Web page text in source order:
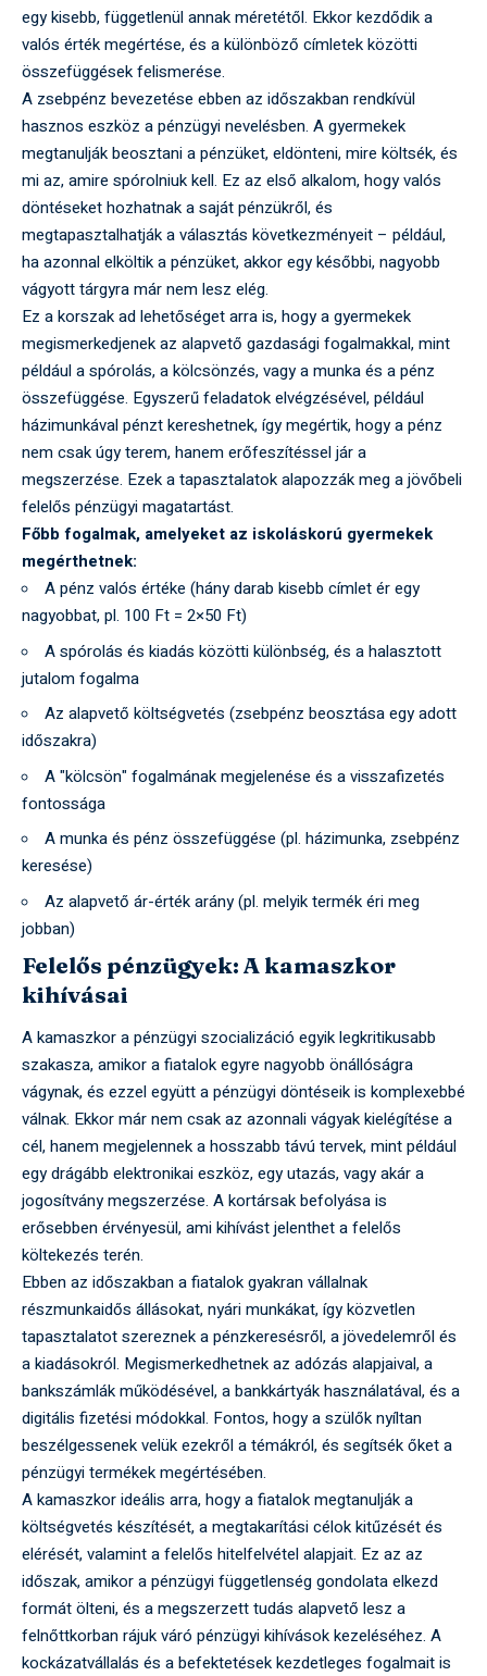
egy kisebb, függetlenül annak méretétől. Ekkor kezdődik a
valós érték megértése, és a különböző címletek közötti
összefüggések felismerése.
A zsebpénz bevezetése ebben az időszakban rendkívül
hasznos eszköz a pénzügyi nevelésben. A gyermekek
megtanulják beosztani a pénzüket, eldönteni, mire költsék, és
mi az, amire spórolniuk kell. Ez az első alkalom, hogy valós
döntéseket hozhatnak a saját pénzükről, és
megtapasztalhatják a választás következményeit – például,
ha azonnal elköltik a pénzüket, akkor egy későbbi, nagyobb
vágyott tárgyra már nem lesz elég.
Ez a korszak ad lehetőséget arra is, hogy a gyermekek
megismerkedjenek az alapvető gazdasági fogalmakkal, mint
például a spórolás, a kölcsönzés, vagy a munka és a pénz
összefüggése. Egyszerű feladatok elvégzésével, például
házimunkával pénzt kereshetnek, így megértik, hogy a pénz
nem csak úgy terem, hanem erőfeszítéssel jár a
megszerzése. Ezek a tapasztalatok alapozzák meg a jövőbeli
felelős pénzügyi magatartást.
Főbb fogalmak, amelyeket az iskoláskorú gyermekek
megérthetnek:
A pénz valós értéke (hány darab kisebb címlet ér egy
nagyobbat, pl. 100 Ft = 2×50 Ft)
A spórolás és kiadás közötti különbség, és a halasztott
jutalom fogalma
Az alapvető költségvetés (zsebpénz beosztása egy adott
időszakra)
A "kölcsön" fogalmának megjelenése és a visszafizetés
fontossága
A munka és pénz összefüggése (pl. házimunka, zsebpénz
keresése)
Az alapvető ár-érték arány (pl. melyik termék éri meg
jobban)
Felelős pénzügyek: A kamaszkor
kihívásai
A kamaszkor a pénzügyi szocializáció egyik legkritikusabb
szakasza, amikor a fiatalok egyre nagyobb önállóságra
vágynak, és ezzel együtt a pénzügyi döntéseik is komplexebbé
válnak. Ekkor már nem csak az azonnali vágyak kielégítése a
cél, hanem megjelennek a hosszabb távú tervek, mint például
egy drágább elektronikai eszköz, egy utazás, vagy akár a
jogosítvány megszerzése. A kortársak befolyása is
erősebben érvényesül, ami kihívást jelenthet a felelős
költekezés terén.
Ebben az időszakban a fiatalok gyakran vállalnak
részmunkaidős állásokat, nyári munkákat, így közvetlen
tapasztalatot szereznek a pénzkeresésről, a jövedelemről és
a kiadásokról. Megismerkedhetnek az adózás alapjaival, a
bankszámlák működésével, a bankkártyák használatával, és a
digitális fizetési módokkal. Fontos, hogy a szülők nyíltan
beszélgessenek velük ezekről a témákról, és segítsék őket a
pénzügyi termékek megértésében.
A kamaszkor ideális arra, hogy a fiatalok megtanulják a
költségvetés készítését, a megtakarítási célok kitűzését és
elérését, valamint a felelős hitelfelvétel alapjait. Ez az az
időszak, amikor a pénzügyi függetlenség gondolata elkezd
formát ölteni, és a megszerzett tudás alapvető lesz a
felnőttkorban rájuk váró pénzügyi kihívások kezeléséhez. A
kockázatvállalás és a befektetések kezdetleges fogalmait is